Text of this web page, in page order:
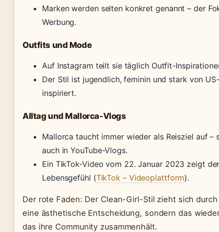
Marken werden selten konkret genannt – der
Werbung.
Outfits und Mode
Auf Instagram teilt sie täglich Outfit-
Der Stil ist jugendlich, feminin und stark von
inspiriert.
Alltag und Mallorca-Vlogs
Mallorca taucht immer wieder als Reisziel auf –
auch in YouTube-Vlogs.
Ein TikTok-Video vom 22. Januar 2023 zeigt
Lebensgefühl (TikTok – Videoplattform).
Der rote Faden: Der Clean-Girl-Stil zieht sich
eine ästhetische Entscheidung, sondern das
das ihre Community zusammenhält.